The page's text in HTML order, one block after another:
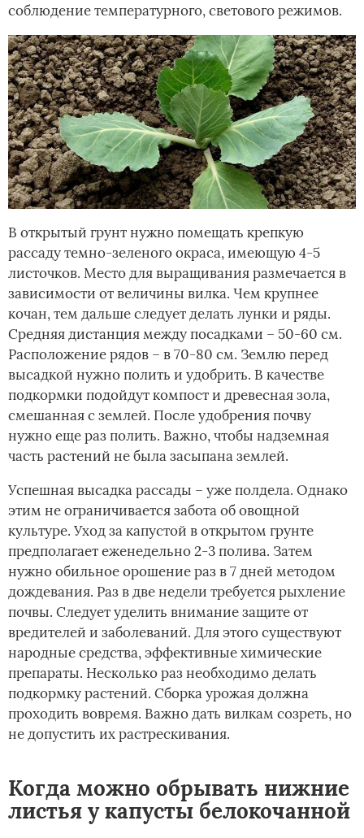
соблюдение температурного, светового режимов.
В открытый грунт нужно помещать крепкую
рассаду темно-зеленого окраса, имеющую 4-5
листочков. Место для выращивания размечается в
зависимости от величины вилка. Чем крупнее
кочан, тем дальше следует делать лунки и ряды.
Средняя дистанция между посадками – 50-60 см.
Расположение рядов – в 70-80 см. Землю перед
высадкой нужно полить и удобрить. В качестве
подкормки подойдут компост и древесная зола,
смешанная с землей. После удобрения почву
нужно еще раз полить. Важно, чтобы надземная
часть растений не была засыпана землей.
Успешная высадка рассады – уже полдела. Однако
этим не ограничивается забота об овощной
культуре. Уход за капустой в открытом грунте
предполагает еженедельно 2-3 полива. Затем
нужно обильное орошение раз в 7 дней методом
дождевания. Раз в две недели требуется рыхление
почвы. Следует уделить внимание защите от
вредителей и заболеваний. Для этого существуют
народные средства, эффективные химические
препараты. Несколько раз необходимо делать
подкормку растений. Сборка урожая должна
проходить вовремя. Важно дать вилкам созреть, но
не допустить их растрескивания.
Когда можно обрывать нижние
листья у капусты белокочанной